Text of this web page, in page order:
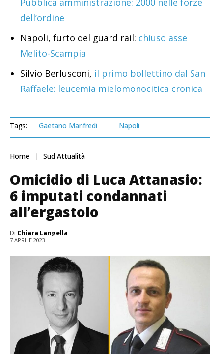
Pubblica amministrazione: 2000 nelle forze
dell’ordine
Napoli, furto del guard rail: chiuso asse
Melito-Scampia
Silvio Berlusconi, il primo bollettino dal San
Raffaele: leucemia mielomonocitica cronica
Tags: Gaetano Manfredi Napoli
Home Sud Attualità
Omicidio di Luca Attanasio:
6 imputati condannati
all’ergastolo
Di Chiara Langella
7 APRILE 2023